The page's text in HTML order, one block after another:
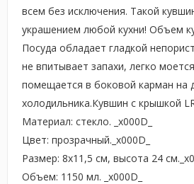
всем без исключения. Такой
украшением любой кухни! Объем
Посуда обладает гладкой
не впитывает запахи, легко
помещается в боковой карман на
холодильника.Кувшин с крышкой LR
Материал: стекло. _x000D_
Цвет: прозрачный._x000D_
Размер: 8х11,5 см, высота 24
Объем: 1150 мл. _x000D_